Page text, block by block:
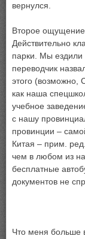
вернулся.
Второе
Действительно
парки. Мы ездили
переводчик
этого (возможно,
как наша
учебное
с нашу
провинции –
Китая – прим.
чем в любом из
бесплатные
документов не
Что меня больше